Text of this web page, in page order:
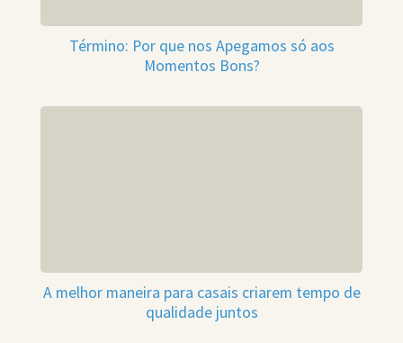
Término: Por que nos Apegamos só aos
Momentos Bons?
A melhor maneira para casais criarem tempo de
qualidade juntos